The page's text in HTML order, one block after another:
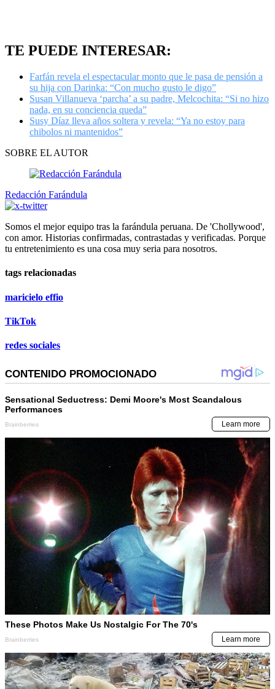
TE PUEDE INTERESAR:
Farfán revela el espectacular monto que le pasa de pensión a
su hija con Darinka: “Con mucho gusto le digo”
Susan Villanueva ‘parcha’ a su padre, Melcochita: “Si no hizo
nada, en su conciencia queda”
Susy Díaz lleva años soltera y revela: “Ya no estoy para
chibolos ni mantenidos”
SOBRE EL AUTOR
Redacción Farándula
Somos el mejor equipo tras la farándula peruana. De 'Chollywood',
con amor. Historias confirmadas, contrastadas y verificadas. Porque
tu entretenimiento es una cosa muy seria para nosotros.
tags relacionadas
maricielo effio
TikTok
redes sociales